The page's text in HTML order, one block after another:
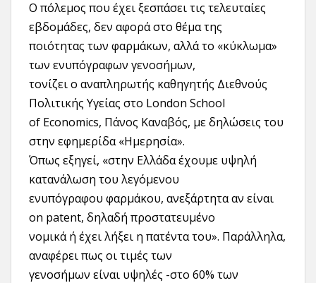
Ο πόλεμος που έχει ξεσπάσει τις τελευταίες
εβδομάδες, δεν αφορά στο θέμα της
ποιότητας των φαρμάκων, αλλά το «κύκλωμα»
των ενυπόγραφων γενοσήμων,
τονίζει ο αναπληρωτής καθηγητής Διεθνούς
Πολιτικής Yγείας στο London School
of Economics, Πάνος Kαναβός, με δηλώσεις του
στην εφημερίδα «Ημερησία».
Όπως εξηγεί, «στην Eλλάδα έχουμε υψηλή
κατανάλωση του λεγόμενου
ενυπόγραφου φαρμάκου, ανεξάρτητα αν είναι
on patent, δηλαδή προστατευμένο
νομικά ή έχει λήξει η πατέντα του». Παράλληλα,
αναφέρει πως οι τιμές των
γενοσήμων είναι υψηλές -στο 60% των